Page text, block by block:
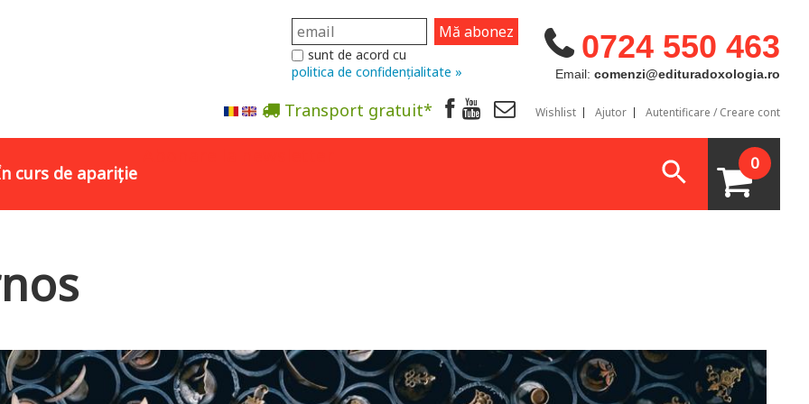
0724 550 463
Email: comenzi@edituradoxologia.ro
sunt de acord cu
politica de confidențialitate »
Transport gratuit* Wishlist Ajutor Autentificare / Creare cont
curs de apariție 0